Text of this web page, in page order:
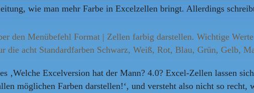
wie man mehr Farbe in Excelzellen bringt. Allerdings
den Menübefehl Format | Zellen farbig darstellen. Wichtige
acht Standardfarben Schwarz, Weiß, Rot, Blau, Grün, Gelb,
‚Welche Excelversion hat der Mann? 4.0? Excel-Zellen lassen
möglichen Farben darstellen!‘, und versteht also nicht so recht,